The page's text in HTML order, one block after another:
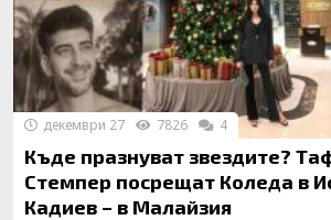
Къде празнуват звездите?
Стемпер посрещат Коледа в
Кадиев – в Малайзия
декември 27 7826 4